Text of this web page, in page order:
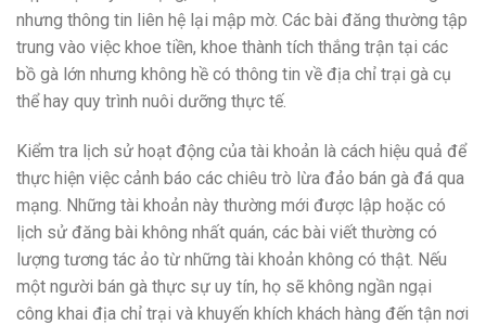
nhưng thông tin liên hệ lại mập mờ. Các bài đăng thường tập
trung vào việc khoe tiền, khoe thành tích thắng trận tại các
bồ gà lớn nhưng không hề có thông tin về địa chỉ trại gà cụ
thể hay quy trình nuôi dưỡng thực tế.
Kiểm tra lịch sử hoạt động của tài khoản là cách hiệu quả để
thực hiện việc cảnh báo các chiêu trò lừa đảo bán gà đá qua
mạng. Những tài khoản này thường mới được lập hoặc có
lịch sử đăng bài không nhất quán, các bài viết thường có
lượng tương tác ảo từ những tài khoản không có thật. Nếu
một người bán gà thực sự uy tín, họ sẽ không ngần ngại
công khai địa chỉ trại và khuyến khích khách hàng đến tận nơi